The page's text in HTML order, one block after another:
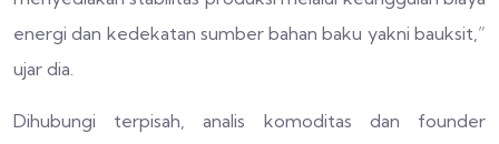
energi dan kedekatan sumber bahan baku yakni bauksit,”
ujar dia.
Dihubungi terpisah, analis komoditas dan founder